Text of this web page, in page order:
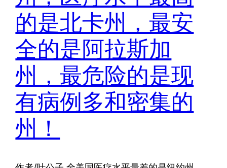
的是北卡州，最安
全的是阿拉斯加
州，最危险的是现
有病例多和密集的
州！